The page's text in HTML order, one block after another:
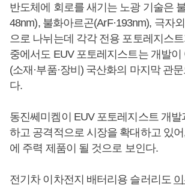
반도체에 회로를 새기는 노광 기술은
48nm), 불화아르곤(ArF·193nm), 극자
으로 나뉘는데 각각 전용 포토레지스
중에서도 EUV 포토레지스트는 개발이
(소재·부품·장비) 국산화의 마지막 관
다.
동진쎄미켐이 EUV 포토레지스트 개
하고 공격적으로 시장을 확대하고 있
에 주력 제품이 될 것으로 보인다.
전기차 이차전지 배터리용 슬러리도